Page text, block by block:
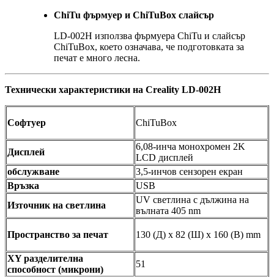
ChiTu фърмуер и ChiTuBox слайсър
LD-002H използва фърмуера ChiTu и слайсър
ChiTuBox, което означава, че подготовката за
печат е много лесна.
Технически характеристики на Creality LD-002H
Софтуер ChiTuBox
Дисплей
6,08-инча монохромен 2K
LCD дисплей
обслужване
3,5-инчов сензорен екран
Връзка
USB
Източник на светлина
UV светлина с дължина на
вълната 405 nm
Пространство за печат 130 (Д) x 82 (Ш) x 160 (В) mm
XY разделителна
способност (микрони)
51